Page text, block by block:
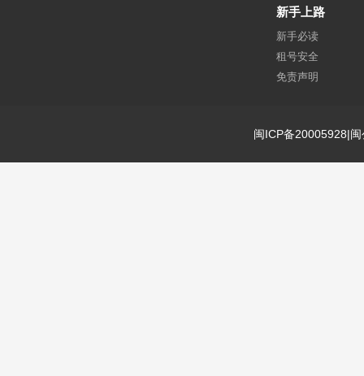
新手上路
新手必读
租号安全
免责声明
闽ICP备20005928|